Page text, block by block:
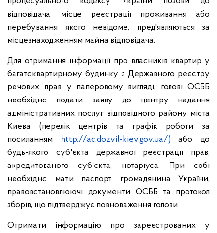
відповідача, місце реєстрації проживання або
перебування якого невідоме, пред'являються за
місцезнаходженням майна відповідача.
Для отримання інформації про власників квартир у
багатоквартирному будинку з Державного реєстру
речових прав у паперовому вигляді, голові ОСББ
необхідно подати заяву до центру надання
адміністративних послуг відповідного району міста
Киева (перелік центрів та графік роботи за
посиланням http://ac.dozvil-kiev.gov.ua/) або до
будь-якого суб'єкта державної реєстрації прав,
акредитованого суб'єкта, нотаріуса. При собі
необхідно мати паспорт громадянина України,
правовстановлюючі документи ОСББ та протокол
зборів, що підтверджує повноваження голови.
Отримати інформацію про зареєстрованих у